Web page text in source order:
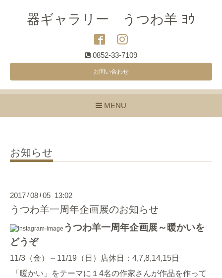
器ギャラリー うつわ羊 ﾖｳ
0852-33-7109
お問い合わせ
MENU
お知らせ
2017 / 08 / 05 13:02
うつわ羊一周年企画展のお知らせ
うつわ羊一周年企画展～暖かいを
どうぞ
11/3（金）～11/19（日）店休日：4,7,8,14,15日
「暖かい」をテーマに１4名の作家さんが作品を作って